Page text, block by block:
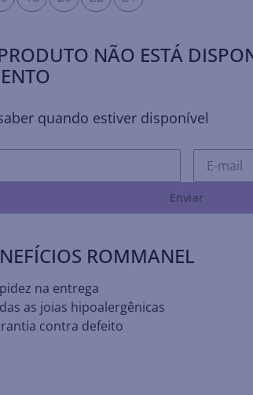
NÃO ESTÁ
quando estiver disponível
Enviar
ROMMANEL
na entrega
as joias hipoalergênicas
contra defeito